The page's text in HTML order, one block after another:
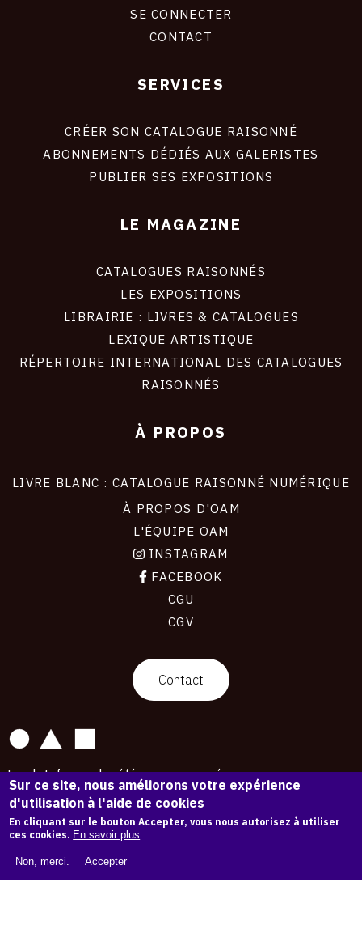
SE CONNECTER
CONTACT
SERVICES
CRÉER SON CATALOGUE RAISONNÉ
ABONNEMENTS DÉDIÉS AUX GALERISTES
PUBLIER SES EXPOSITIONS
LE MAGAZINE
CATALOGUES RAISONNÉS
LES EXPOSITIONS
LIBRAIRIE : LIVRES & CATALOGUES
LEXIQUE ARTISTIQUE
RÉPERTOIRE INTERNATIONAL DES CATALOGUES
RAISONNÉS
À PROPOS
LIVRE BLANC : CATALOGUE RAISONNÉ NUMÉRIQUE
À PROPOS D'OAM
L'ÉQUIPE OAM
INSTAGRAM
FACEBOOK
CGU
CGV
Contact
La plateforme de référence pour créer,
conserver et promouvoir l'Histoire de l'Art.
Des catalogues raisonnés aux archives
d'expositions.
43 254 œuvres d'art — 7 587 expositions
Copyright © OAM 2026. Tous droits réservés.
Sur ce site, nous améliorons votre expérience
d'utilisation à l'aide de cookies
En cliquant sur le bouton Accepter, vous nous autorisez à utiliser
ces cookies. En savoir plus
Non, merci. Accepter